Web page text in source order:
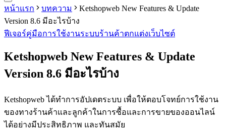
หน้าแรก บทความ
Ketshopweb New Features & Update
Version 8.6 มีอะไรบ้าง
ฟีเจอร์คู่มือการใช้งานระบบร้านค้าตกแต่งเว็บไซต์
Ketshopweb New Features & Update
Version 8.6 มีอะไรบ้าง
Ketshopweb ได้ทำการอัปเดตระบบ เพื่อให้ตอบโจทย์การใช้งาน
ของทางร้านค้าและลูกค้าในการซื้อและการขายของออนไลน์
ได้อย่างมีประสิทธิภาพ และทันสมัย